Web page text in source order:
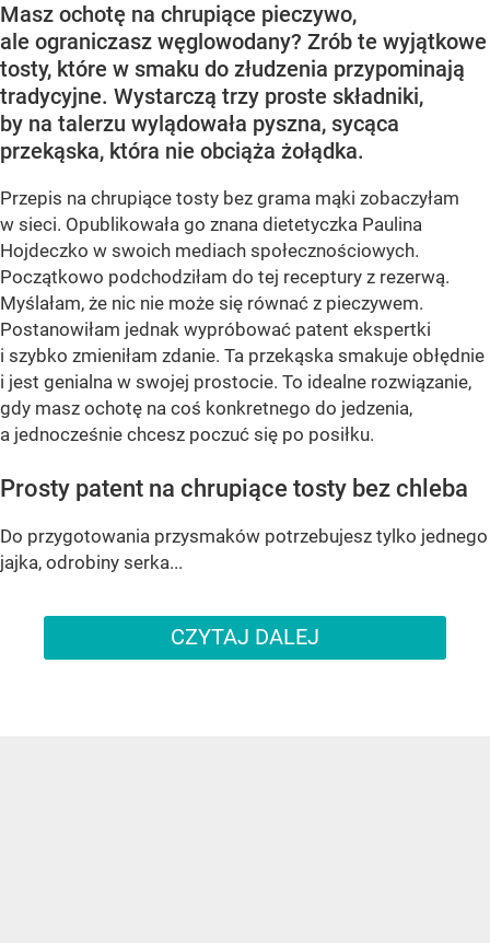
Masz ochotę na chrupiące pieczywo,
ale ograniczasz węglowodany? Zrób te wyjątkowe
tosty, które w smaku do złudzenia przypominają
tradycyjne. Wystarczą trzy proste składniki,
by na talerzu wylądowała pyszna, sycąca
przekąska, która nie obciąża żołądka.
Przepis na chrupiące tosty bez grama mąki zobaczyłam
w sieci. Opublikowała go znana dietetyczka Paulina
Hojdeczko w swoich mediach społecznościowych.
Początkowo podchodziłam do tej receptury z rezerwą.
Myślałam, że nic nie może się równać z pieczywem.
Postanowiłam jednak wypróbować patent ekspertki
i szybko zmieniłam zdanie. Ta przekąska smakuje obłędnie
i jest genialna w swojej prostocie. To idealne rozwiązanie,
gdy masz ochotę na coś konkretnego do jedzenia,
a jednocześnie chcesz poczuć się po posiłku.
Prosty patent na chrupiące tosty bez chleba
Do przygotowania przysmaków potrzebujesz tylko jednego
jajka, odrobiny serka...
CZYTAJ DALEJ